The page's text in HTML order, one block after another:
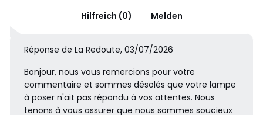
Hilfreich (0) Melden
Réponse de La Redoute, 03/07/2026
Bonjour, nous vous remercions pour votre
commentaire et sommes désolés que votre lampe
à poser n'ait pas répondu à vos attentes. Nous
tenons à vous assurer que nous sommes soucieux